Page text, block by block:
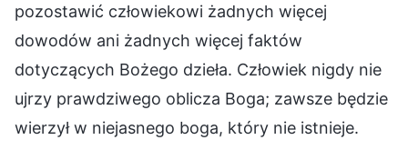
pozostawić człowiekowi żadnych więcej
dowodów ani żadnych więcej faktów
dotyczących Bożego dzieła. Człowiek nigdy nie
ujrzy prawdziwego oblicza Boga; zawsze będzie
wierzył w niejasnego boga, który nie istnieje.